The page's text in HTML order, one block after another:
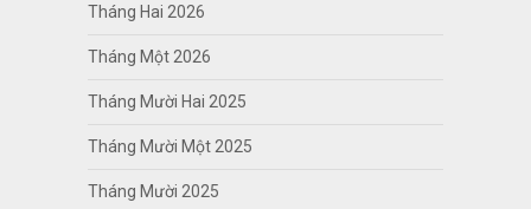
Tháng Hai 2026
Tháng Một 2026
Tháng Mười Hai 2025
Tháng Mười Một 2025
Tháng Mười 2025